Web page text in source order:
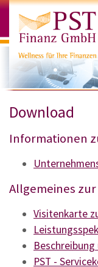
Startseite
Wir über uns
Absicherung &
Kapitalanlage
Finanzierungen
Download
Informationen
Allgemeines
Visitenkarte
PST -